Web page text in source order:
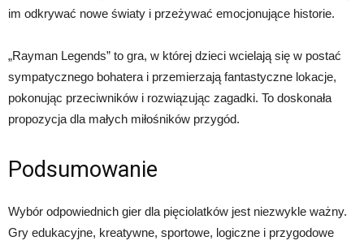
im odkrywać nowe światy i przeżywać emocjonujące historie.
„Rayman Legends” to gra, w której dzieci wcielają się w postać
sympatycznego bohatera i przemierzają fantastyczne lokacje,
pokonując przeciwników i rozwiązując zagadki. To doskonała
propozycja dla małych miłośników przygód.
Podsumowanie
Wybór odpowiednich gier dla pięciolatków jest niezwykle ważny.
Gry edukacyjne, kreatywne, sportowe, logiczne i przygodowe